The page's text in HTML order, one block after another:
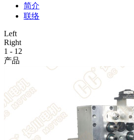
简介
联络
Left
Right
1 - 12
产品